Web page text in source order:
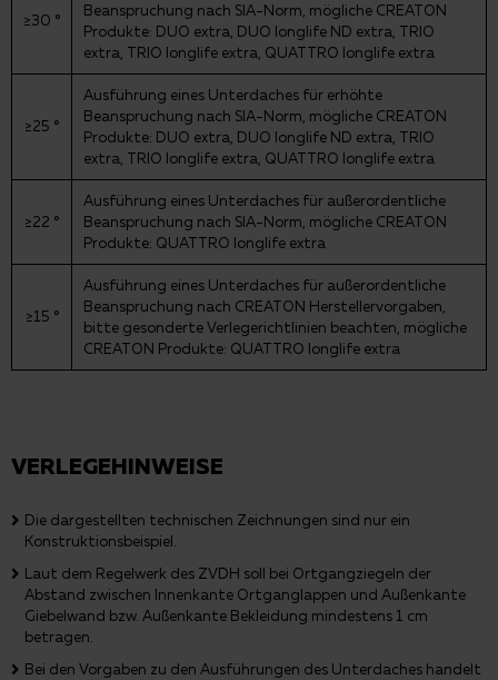
≥30 °
Beanspruchung nach SIA-Norm, mögliche CREATON
Produkte: DUO extra, DUO longlife ND extra, TRIO
extra, TRIO longlife extra, QUATTRO longlife extra
≥25 °
Ausführung eines Unterdaches für erhöhte
Beanspruchung nach SIA-Norm, mögliche CREATON
Produkte: DUO extra, DUO longlife ND extra, TRIO
extra, TRIO longlife extra, QUATTRO longlife extra
≥22 °
Ausführung eines Unterdaches für außerordentliche
Beanspruchung nach SIA-Norm, mögliche CREATON
Produkte: QUATTRO longlife extra
≥15 °
Ausführung eines Unterdaches für außerordentliche
Beanspruchung nach CREATON Herstellervorgaben,
bitte gesonderte Verlegerichtlinien beachten, mögliche
CREATON Produkte: QUATTRO longlife extra
VERLEGEHINWEISE
Die dargestellten technischen Zeichnungen sind nur ein
Konstruktionsbeispiel.
Laut dem Regelwerk des ZVDH soll bei Ortgangziegeln der
Abstand zwischen Innenkante Ortganglappen und Außenkante
Giebelwand bzw. Außenkante Bekleidung mindestens 1 cm
betragen.
Bei den Vorgaben zu den Ausführungen des Unterdaches handelt